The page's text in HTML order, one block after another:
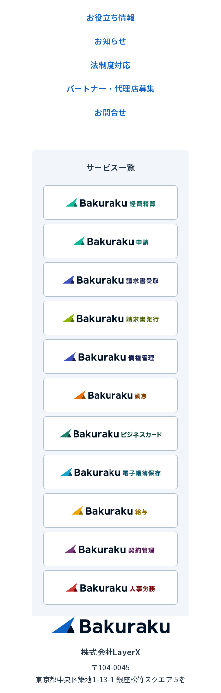
株式会社LayerX
〒104-0045
東京都中央区築地1-13-1 銀座松竹スクエア 5階
お役立ち情報
お知らせ
法制度対応
パートナー・代理店募集
お問合せ
サービス一覧